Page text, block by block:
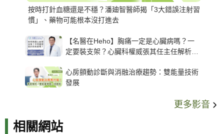
按時打針血糖還是不穩？潘廸智醫師揭「3大錯誤注射習
慣」、藥物可能根本沒打進去
【名醫在Heho】胸痛一定是心臟病嗎？一
定要裝支架？心臟科權威張其任主任解析支
心房顫動診斷與消融治療趨勢：雙能量技術
發展
更多影音
相關網站